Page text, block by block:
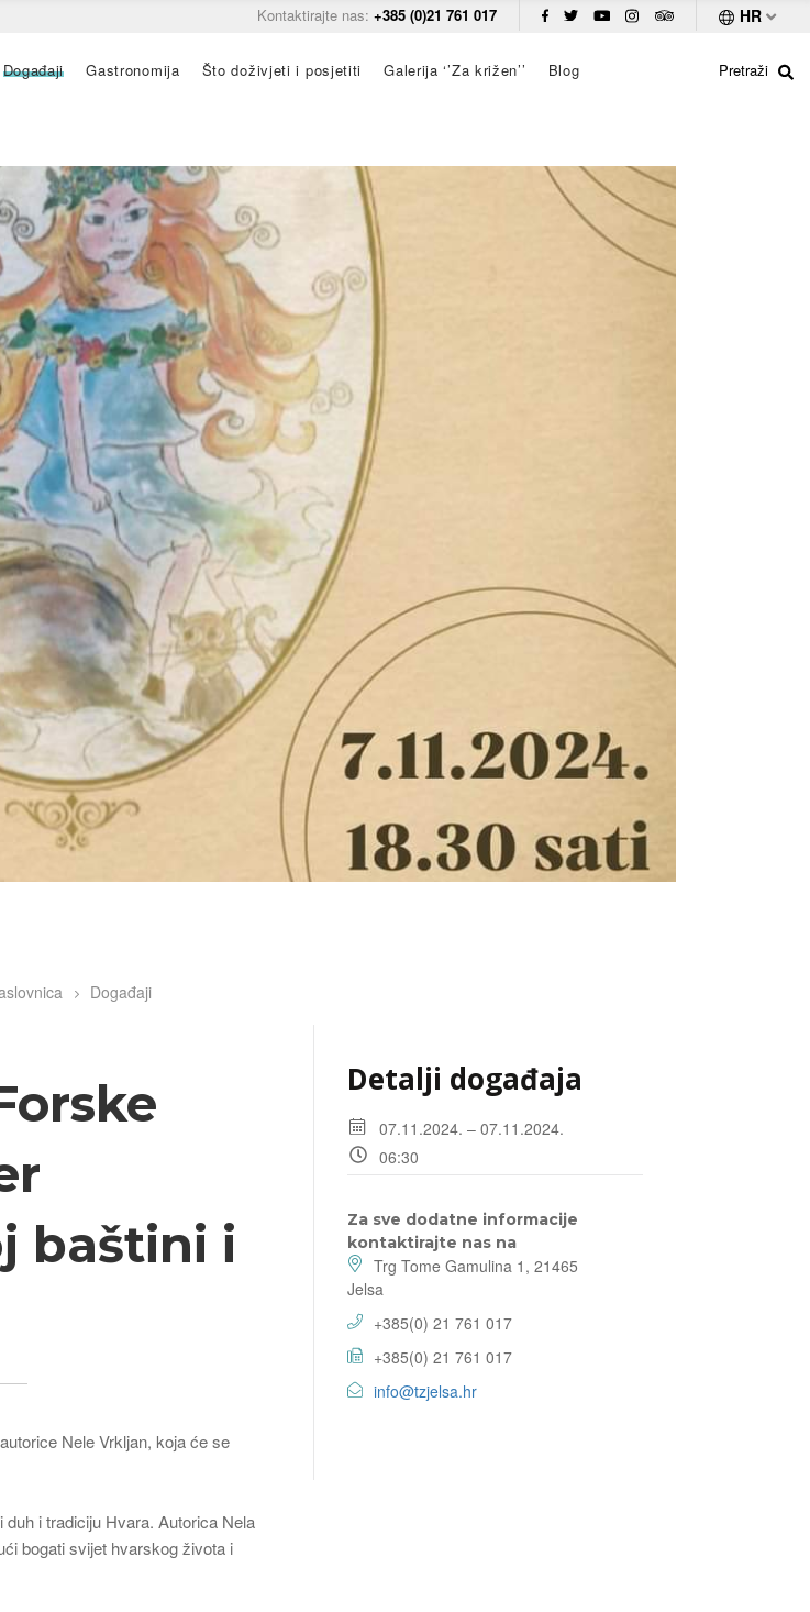
HR
Kontaktirajte nas: +385 (0)21 761 017
Pretraži
Događaji Gastronomija Što doživjeti i posjetiti Galerija ‘’Za križen’’ Blog
Događaji
baštini i
Nele Vrkljan, koja će se
i tradiciju Hvara. Autorica Nela
bogati svijet hvarskog života i
Detalji događaja
07.11.2024. – 07.11.2024.
06:30
Za sve dodatne informacije
kontaktirajte nas na
Trg Tome Gamulina 1, 21465
Jelsa
+385(0) 21 761 017
+385(0) 21 761 017
info@tzjelsa.hr